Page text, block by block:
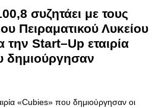
συζητάει με τους
Πειραματικού Λυκείου
την Start–Up εταιρία
δημιούργησαν
«Cubies» που δημιούργησαν οι